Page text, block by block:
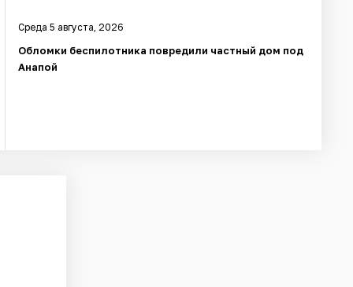
Среда 5 августа, 2026
Обломки беспилотника повредили частный дом под
Анапой